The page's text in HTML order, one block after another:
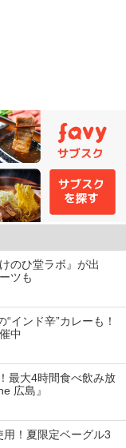
のひ堂ラボ』が出
ツも
インド辛”カレーも！
中
最大4時間食べ飲み放
広島』
！夏限定ベーグル3